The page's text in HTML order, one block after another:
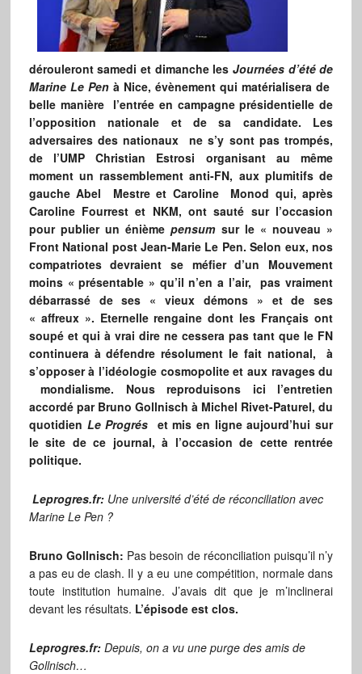
dérouleront samedi et dimanche les Journées d’été de
Marine Le Penà Nice, évènement qui matérialisera de
belle manière l’entrée en campagne présidentielle de
l’opposition nationale et de sa candidate. Les
adversaires des nationaux ne s’y sont pas trompés,
de l’UMP Christian Estrosi organisant au même
moment un rassemblement anti-FN, aux plumitifs de
gauche Abel Mestre et Caroline Monod qui, après
Caroline Fourrest et NKM, ont sauté sur l’occasion
pour publier un énièmepensumsur le « nouveau »
Front National post Jean-Marie Le Pen. Selon eux, nos
compatriotes devraient se méfier d’un Mouvement
moins « présentable » qu’il n’en a l’air, pas vraiment
débarrassé de ses « vieux démons » et de ses
« affreux ». Eternelle rengaine dont les Français ont
soupé et qui à vrai dire ne cessera pas tant que le FN
continuera à défendre résolument le fait national, à
s’opposer à l’idéologie cosmopolite et aux ravages du
mondialisme. Nous reproduisons ici l’entretien
accordé par Bruno Gollnisch à Michel Rivet-Paturel, du
quotidien Le Progrés et mis en ligne aujourd’hui sur
le site de ce journal, à l’occasion de cette rentrée
politique.
Leprogres.fr:Une université d’été de réconciliation avec
Marine Le Pen ?
Bruno Gollnisch: Pas besoin de réconciliation puisqu’il n’y
a pas eu de clash. Il y a eu une compétition, normale dans
toute institution humaine. J’avais dit que je m’inclinerai
devant les résultats. L’épisode est clos.
Leprogres.fr: Depuis, on a vu une purge des amis de
Gollnisch…